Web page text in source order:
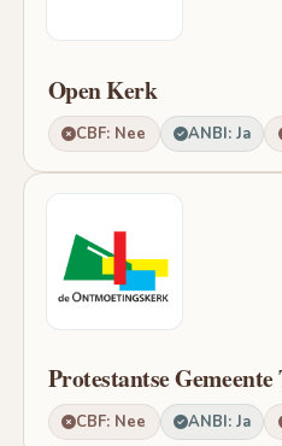
Open Kerk
CBF: Nee ANBI: Ja
Protestantse
CBF: Nee ANBI: Ja